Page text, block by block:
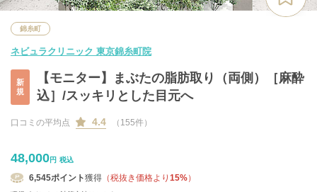
錦糸町
ネビュラクリニック 東京錦糸町院
新
規
【モニター】まぶたの脂肪取り（両側）［麻酔
込］/スッキリとした目元へ
口コミの平均点 4.4 （155件）
48,000円 税込
6,545ポイント獲得 （税抜き価格より 15%）